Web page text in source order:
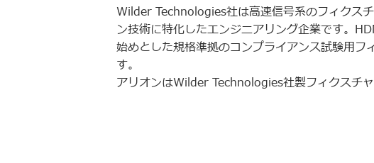
Wilder Technologies社は高速信号系のフィクス
ン技術に特化したエンジニアリング企業です。
始めとした規格準拠のコンプライアンス試験用フ
す。
アリオンはWilder Technologies社製フィクスチャ